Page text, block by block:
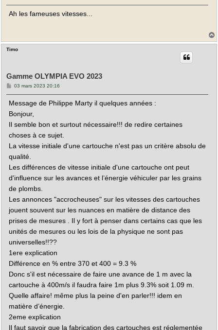
s
Ah les fameuses vitesses...
Timo
Gamme OLYMPIA EVO 2023
M
s
g
03 mars 2023 20:16
Message de Philippe Marty il quelques années :
Bonjour,
Il semble bon et surtout nécessaire!!! de redire certaines
choses à ce sujet.
La vitesse initiale d'une cartouche n'est pas un critère absolu de
qualité.
Les différences de vitesse initiale d'une cartouche ont peut
d'influence sur les avances et l’énergie véhiculer par les grains
de plombs.
Les annonces "accrocheuses" sur les vitesses des cartouches
jouent souvent sur les nuances en matière de distance des
prises de mesures . Il y fort à penser dans certains cas que les
unités de mesures ou les lois de la physique ne sont pas
universelles!!??
1ere explication
Différence en % entre 370 et 400 = 9.3 %
Donc s'il est nécessaire de faire une avance de 1 m avec la
cartouche à 400m/s il faudra faire 1m plus 9.3% soit 1.09 m.
Quelle affaire! même plus la peine d'en parler!!! idem en
matière d’énergie.
2eme explication
Il faut savoir que la fabrication des cartouches est réglementée